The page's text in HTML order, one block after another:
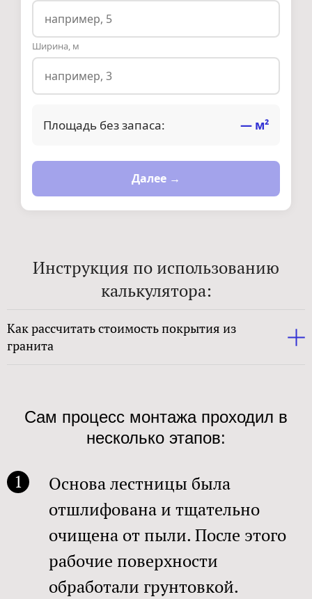
Ширина, м
Площадь без запаса: — м²
Далее →
Инструкция по использованию
калькулятора:
Как рассчитать стоимость покрытия из
гранита
Сам процесс монтажа проходил в
несколько этапов:​
1
Основа лестницы была
отшлифована и тщательно
очищена от пыли. После этого
рабочие поверхности
обработали грунтовкой. ​